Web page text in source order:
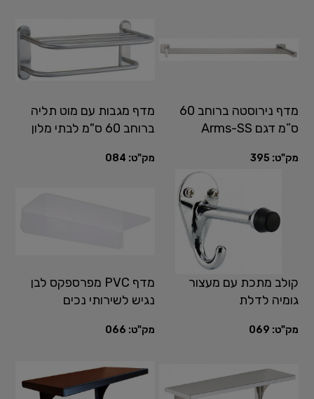
מדף נירוסטה ברוחב 60
ס”מ דגם Arms-SS
מק"ט: 395
מדף מגבות עם מוט תליה
ברוחב 60 ס"מ לבתי מלון
מק"ט: 084
קולב מתכת עם מעצור
גומיה לדלת
מק"ט: 069
מדף PVC מפרספקס לבן
נגיש לשירותי נכים
מק"ט: 066